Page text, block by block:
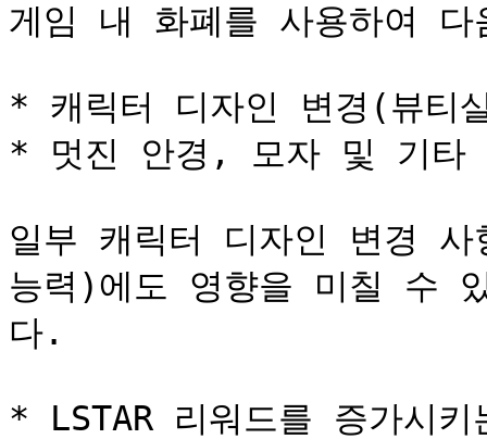
게임 내 화폐를 사용하여
* 캐릭터 디자인 변경(뷰티
* 멋진 안경, 모자 및 기타
일부 캐릭터 디자인 변경
능력)에도 영향을 미칠 수
다.
* LSTAR 리워드를 증가시